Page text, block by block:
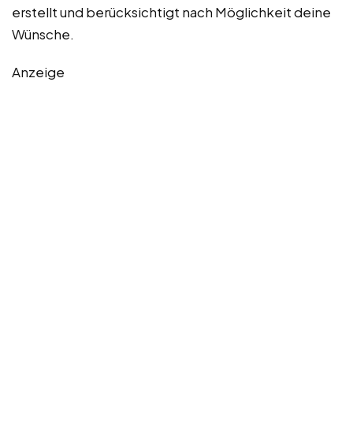
erstellt und berücksichtigt nach Möglichkeit deine
Wünsche.
Anzeige